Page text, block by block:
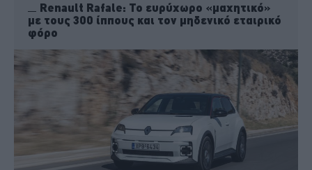
Renault Rafale: Το ευρύχωρο «μαχητικό»
με τους 300 ίππους και τον μηδενικό εταιρικό
φόρο